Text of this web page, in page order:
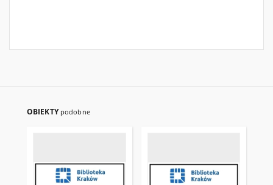
OBIEKTY podobne